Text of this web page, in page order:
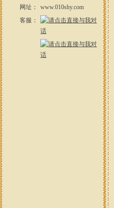
网址：
www.010shy.com
客服：